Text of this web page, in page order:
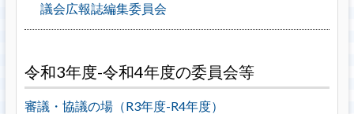
議会広報誌編集委員会
令和3年度-令和4年度の委員会等
審議・協議の場（R3年度-R4年度）